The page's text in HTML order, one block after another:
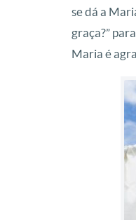
se dá a
graça?”
Maria é